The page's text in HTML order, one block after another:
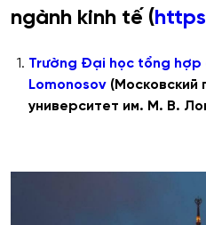
ngành kinh tế (
Trường Đại học tổng hợp
Lomonosov (Московский
университет им. М. В.